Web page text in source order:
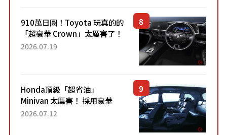
910萬日圓！Toyota 玩真的的
「超豪華 Crown」太厲害了！
採用由「匠人技藝」打造的
2026.07.19
Honda頂級「超省油」
Minivan 太厲害！ 採用豪華
「真皮座椅」與專屬「黑色內
2026.07.12